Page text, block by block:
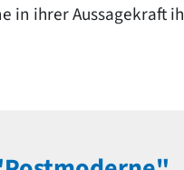
in ihrer Aussagekraft